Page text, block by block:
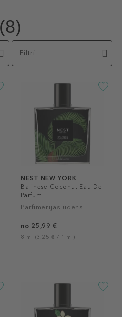
(8)
Filtri
NEST NEW YORK
Balinese Coconut Eau De
Parfum
Parfimērijas ūdens
no 25,99 €
8 ml (3,25 € / 1 ml)